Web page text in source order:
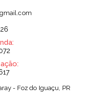
- Foz do Iguaçu, PR